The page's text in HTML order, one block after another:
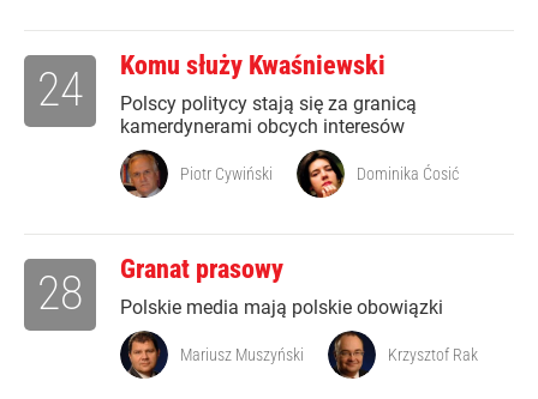
Komu służy Kwaśniewski
Polscy politycy stają się za granicą
kamerdynerami obcych interesów
24
Piotr Cywiński Dominika Ćosić
Granat prasowy
Polskie media mają polskie obowiązki
28
Mariusz Muszyński Krzysztof Rak